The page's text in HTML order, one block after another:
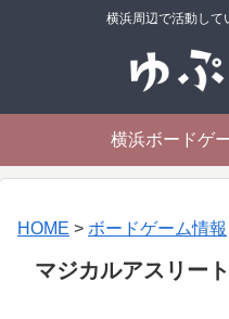
横浜周辺で活動して
横浜ボードゲ
HOME > ボードゲーム情報
マジカルアスリート